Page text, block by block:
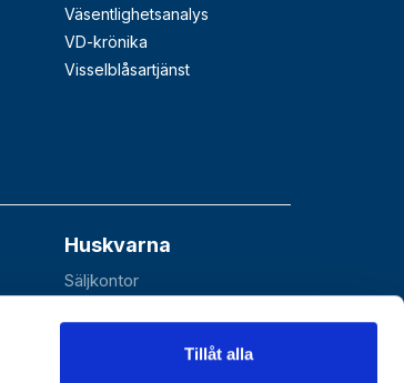
Tillåt alla
Väsentlighetsanalys
VD-krönika
Visselblåsartjänst
Huskvarna
Säljkontor